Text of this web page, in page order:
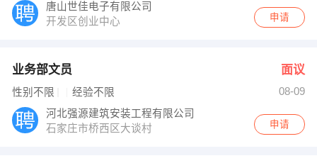
唐山世佳电子有限公司
开发区创业中心
申请
业务部文员 面议
性别不限 经验不限
08-09
河北强源建筑安装工程有限公司
石家庄市桥西区大谈村
申请